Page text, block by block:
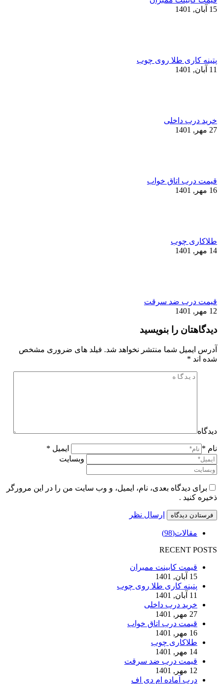
15 آبان, 1401
پتینه کاری طلا روی چوب
11 آبان, 1401
خرید درب داخلی
27 مهر, 1401
قیمت درب اتاق خواب
16 مهر, 1401
طلاکاری چوب
14 مهر, 1401
قیمت درب ضد سرقت
12 مهر, 1401
دیدگاهتان را بنویسید
آدرس ایمیل شما منتشر نخواهد شد. فیلد های ضروری مشخص
شده اند *
دیدگاه
نام *
ایمیل *
وبسایت
برای دیدگاه بعدی، نام، ایمیل، و وب سایت من را در این مرورگر
ذخیره کنید .
ارسال نظر
مقالات(98)
RECENT POSTS
قیمت کابینت ممبران
15 آبان, 1401
پتینه کاری طلا روی چوب
11 آبان, 1401
خرید درب داخلی
27 مهر, 1401
قیمت درب اتاق خواب
16 مهر, 1401
طلاکاری چوب
14 مهر, 1401
قیمت درب ضد سرقت
12 مهر, 1401
درب آماده ام دی اف